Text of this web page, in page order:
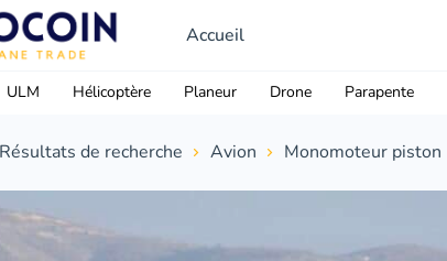
Accueil
ULM Hélicoptère Planeur Drone Parapente
Résultats de recherche Avion Monomoteur piston